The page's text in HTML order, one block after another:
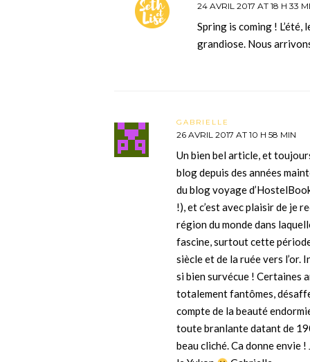
24 AVRIL 2017 AT 18 H 33
Spring is coming !
grandiose. Nous
GABRIELLE
26 AVRIL 2017 AT 10 H 58 MIN
Un bien bel article, et
blog depuis des années
du blog voyage
!), et c’est avec plaisir de je
région du monde dans
fascine, surtout cette
siècle et de la ruée vers
si bien survécue ! Certaines
totalement fantômes,
compte de la beauté
toute branlante datant de
beau cliché. Ca donne envie